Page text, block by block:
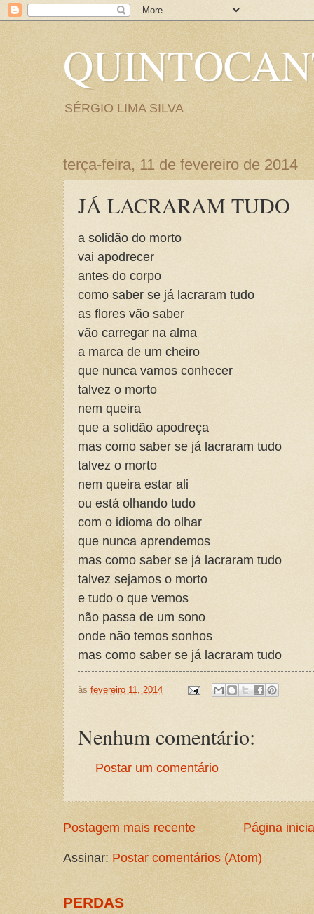
SÉRGIO LIMA SILVA
terça-feira, 11 de fevereiro de 2014
JÁ LACRARAM TUDO
a solidão do morto
vai apodrecer
antes do corpo
como saber se já lacraram tudo
as flores vão saber
vão carregar na alma
a marca de um cheiro
que nunca vamos conhecer
talvez o morto
nem queira
que a solidão apodreça
mas como saber se já lacraram tudo
talvez o morto
nem queira estar ali
ou está olhando tudo
com o idioma do olhar
que nunca aprendemos
mas como saber se já lacraram tudo
talvez sejamos o morto
e tudo o que vemos
não passa de um sono
onde não temos sonhos
mas como saber se já lacraram tudo
às fevereiro 11, 2014
Nenhum comentário:
Postar um comentário
Postagem mais recente Página
Assinar: Postar comentários (Atom)
PERDAS